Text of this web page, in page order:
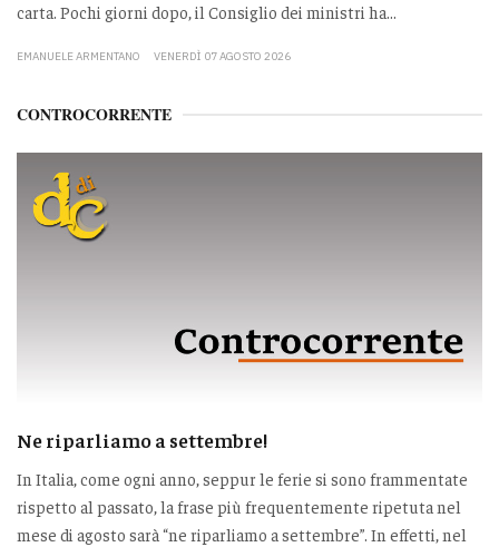
carta. Pochi giorni dopo, il Consiglio dei ministri ha...
EMANUELE ARMENTANO VENERDÌ 07 AGOSTO 2026
CONTROCORRENTE
Ne riparliamo a settembre!
In Italia, come ogni anno, seppur le ferie si sono frammentate
rispetto al passato, la frase più frequentemente ripetuta nel
mese di agosto sarà “ne riparliamo a settembre”. In effetti, nel